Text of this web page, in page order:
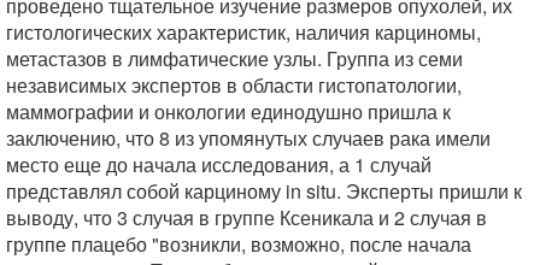
гистологических характеристик, наличия карциномы,
метастазов в лимфатические узлы. Группа из семи
независимых экспертов в области гистопатологии,
маммографии и онкологии единодушно пришла к
заключению, что 8 из упомянутых случаев рака имели
место еще до начала исследования, а 1 случай
представлял собой карциному in situ. Эксперты пришли к
выводу, что 3 случая в группе Ксеникала и 2 случая в
группе плацебо "возникли, возможно, после начала